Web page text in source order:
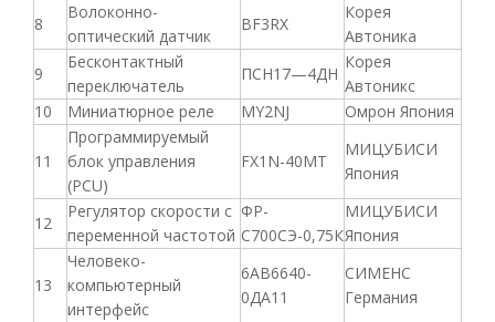
8
Волоконно-
оптический датчик
BF3RX
Корея
Автоника
9
Бесконтактный
переключатель
ПСН17—4ДН
Корея
Автоникс
10
Миниатюрное реле MY2NJ Омрон Япония
11
Программируемый
блок управления
(PCU)
FX1N-40MT
МИЦУБИСИ
Япония
12
Регулятор скорости с
переменной частотой
ФР-
С700СЭ-0,75К
МИЦУБИСИ
Япония
13
Человеко-
компьютерный
интерфейс
6АВ6640-
0ДА11
СИМЕНС
Германия